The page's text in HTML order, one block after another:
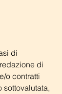
di
di
o contratti
sottovalutata,